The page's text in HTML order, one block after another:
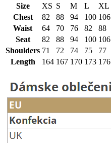
Size XS S M L XL
Chest
82 88 94 100 106
Waist
64 70 76 82 88
Seat
82 88 94 100 106
Shoulders 71 72 74 75 77
Length
164 167 170 173 176